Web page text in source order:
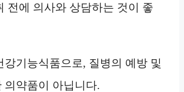
전에 의사와 상담하는 것이 좋
강기능식품으로, 질병의 예방 및
의약품이 아닙니다.